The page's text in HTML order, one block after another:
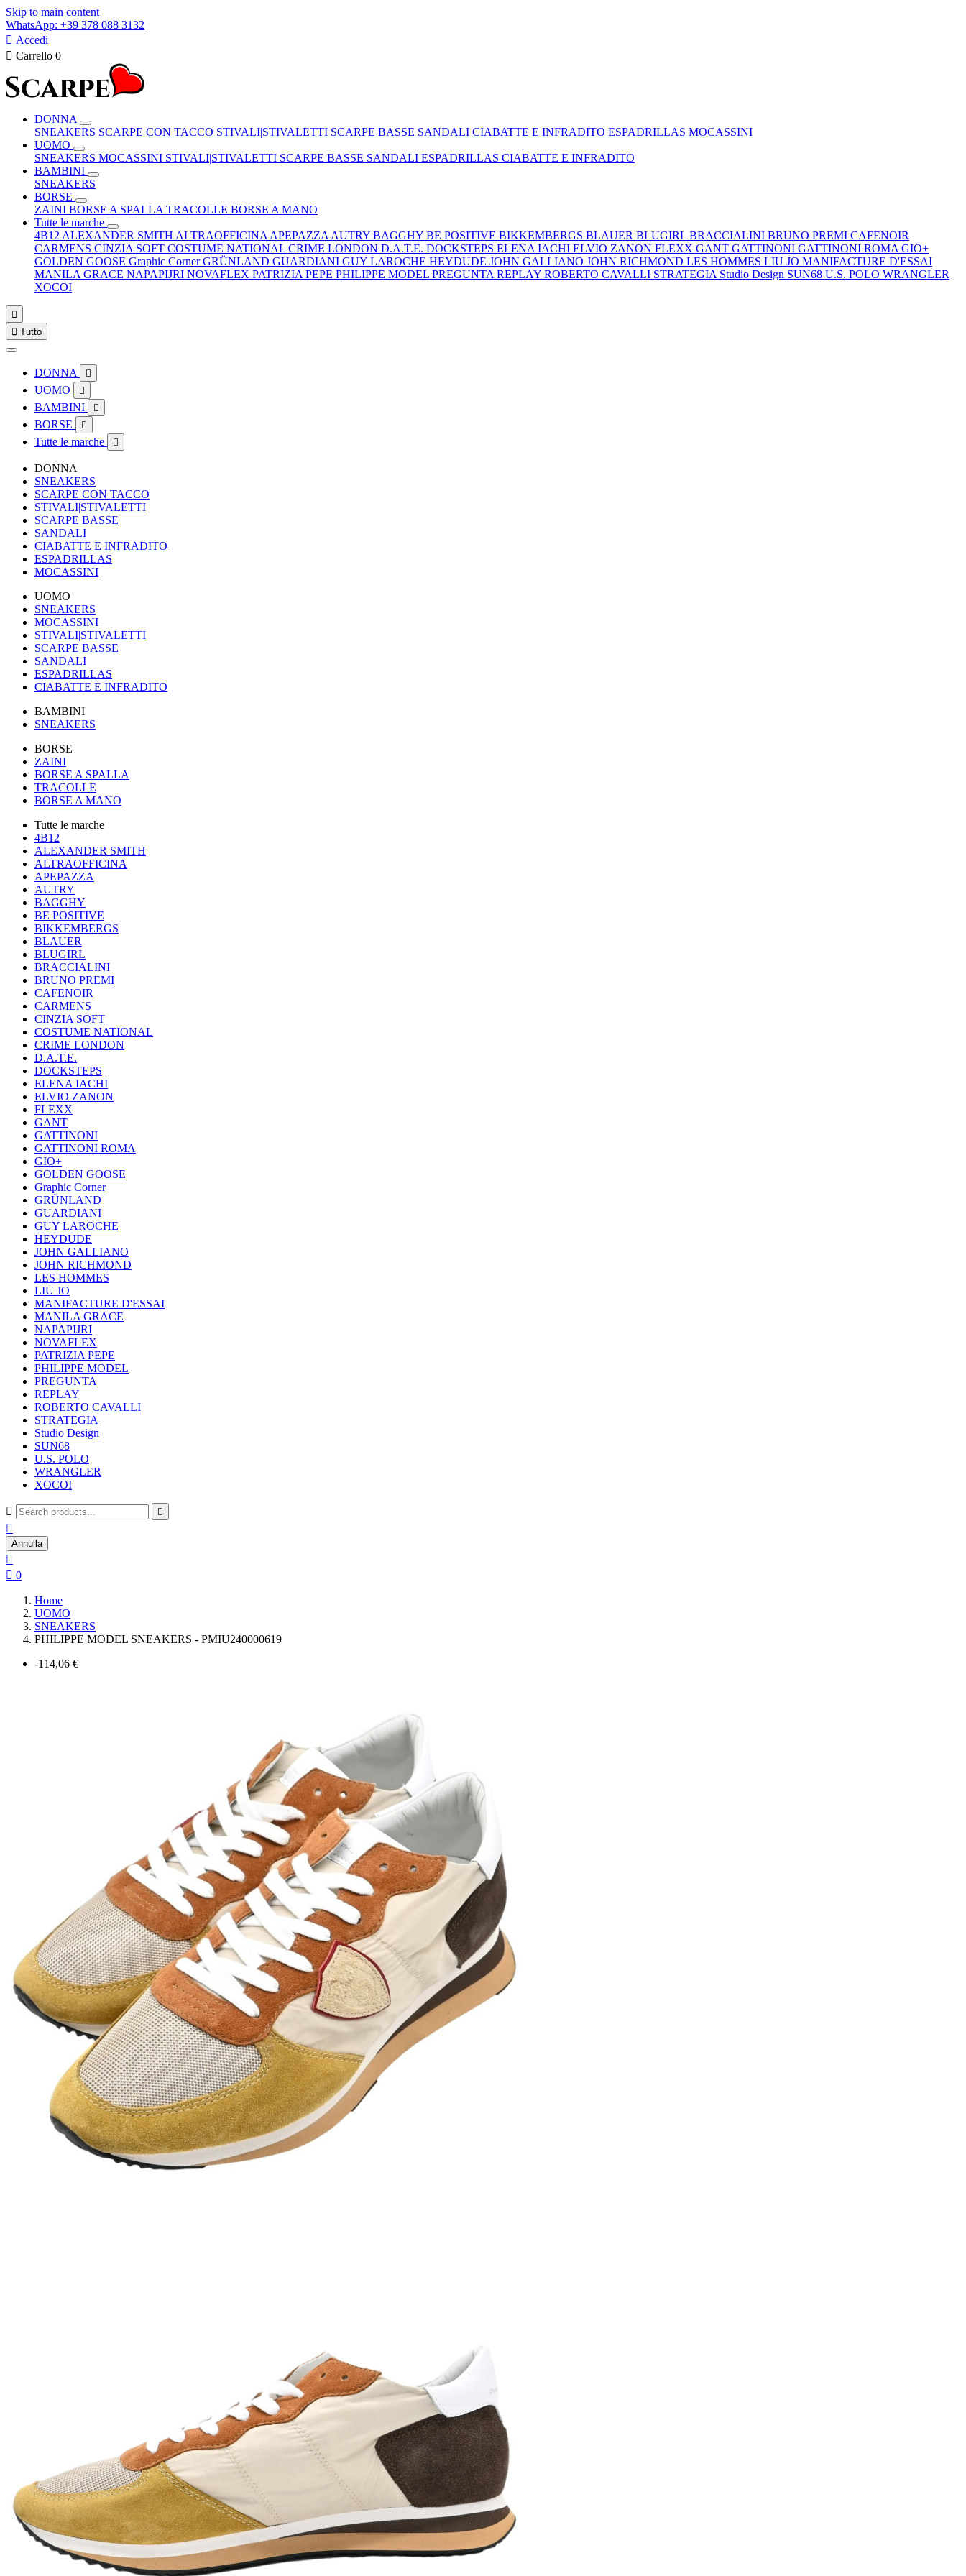
Skip to main content
WhatsApp: +39 378 088 3132
 Accedi
 Carrello 0
DONNA
SNEAKERS SCARPE CON TACCO STIVALI|STIVALETTI SCARPE BASSE SANDALI CIABATTE E INFRADITO ESPADRILLAS MOCASSINI
UOMO
SNEAKERS MOCASSINI STIVALI|STIVALETTI SCARPE BASSE SANDALI ESPADRILLAS CIABATTE E INFRADITO
BAMBINI
SNEAKERS
BORSE
ZAINI BORSE A SPALLA TRACOLLE BORSE A MANO
Tutte le marche
4B12 ALEXANDER SMITH ALTRAOFFICINA APEPAZZA AUTRY BAGGHY BE POSITIVE BIKKEMBERGS BLAUER BLUGIRL BRACCIALINI BRUNO PREMI CAFENOIR
CARMENS CINZIA SOFT COSTUME NATIONAL CRIME LONDON D.A.T.E. DOCKSTEPS ELENA IACHI ELVIO ZANON FLEXX GANT GATTINONI GATTINONI ROMA GIO+
GOLDEN GOOSE Graphic CornerGRÜNLAND GUARDIANI GUY LAROCHE HEYDUDE JOHN GALLIANO JOHN RICHMOND LES HOMMES LIU JO MANIFACTURE D'ESSAI
MANILA GRACE NAPAPIJRI NOVAFLEX PATRIZIA PEPE PHILIPPE MODEL PREGUNTA REPLAY ROBERTO CAVALLI STRATEGIA Studio Design SUN68 U.S. POLO WRANGLER
XOCOI

 Tutto
DONNA 
UOMO 
BAMBINI 
BORSE 
Tutte le marche 
DONNA
SNEAKERS
SCARPE CON TACCO
STIVALI|STIVALETTI
SCARPE BASSE
SANDALI
CIABATTE E INFRADITO
ESPADRILLAS
MOCASSINI
UOMO
SNEAKERS
MOCASSINI
STIVALI|STIVALETTI
SCARPE BASSE
SANDALI
ESPADRILLAS
CIABATTE E INFRADITO
BAMBINI
SNEAKERS
BORSE
ZAINI
BORSE A SPALLA
TRACOLLE
BORSE A MANO
Tutte le marche
4B12
ALEXANDER SMITH
ALTRAOFFICINA
APEPAZZA
AUTRY
BAGGHY
BE POSITIVE
BIKKEMBERGS
BLAUER
BLUGIRL
BRACCIALINI
BRUNO PREMI
CAFENOIR
CARMENS
CINZIA SOFT
COSTUME NATIONAL
CRIME LONDON
D.A.T.E.
DOCKSTEPS
ELENA IACHI
ELVIO ZANON
FLEXX
GANT
GATTINONI
GATTINONI ROMA
GIO+
GOLDEN GOOSE
Graphic Corner
GRÜNLAND
GUARDIANI
GUY LAROCHE
HEYDUDE
JOHN GALLIANO
JOHN RICHMOND
LES HOMMES
LIU JO
MANIFACTURE D'ESSAI
MANILA GRACE
NAPAPIJRI
NOVAFLEX
PATRIZIA PEPE
PHILIPPE MODEL
PREGUNTA
REPLAY
ROBERTO CAVALLI
STRATEGIA
Studio Design
SUN68
U.S. POLO
WRANGLER
XOCOI
 

Annulla

 0
Home
UOMO
SNEAKERS
PHILIPPE MODEL SNEAKERS - PMIU240000619
-114,06 €